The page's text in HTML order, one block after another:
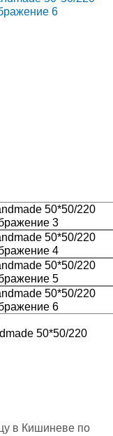
50*50/220
в Кишиневе по